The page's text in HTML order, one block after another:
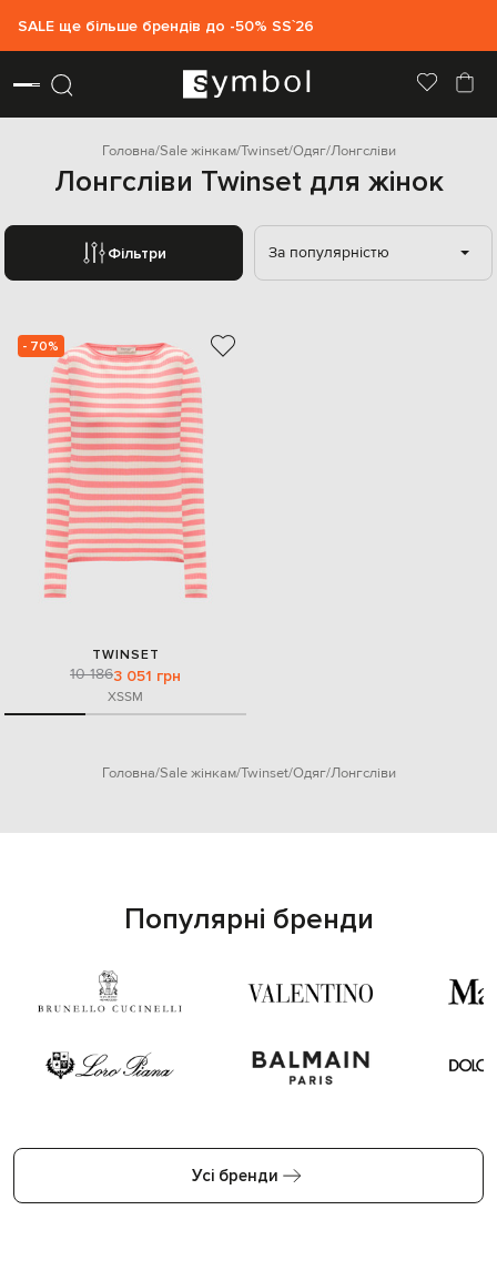
SALE ще більше брендів до -50% SS`26
Головна Sale жінкам Twinset Одяг Лонгсліви
Лонгсліви Twinset для жінок
Фільтри За популярністю
- 70%
TWINSET
10 1863 051 грн
XSSM
Головна Sale жінкам Twinset Одяг Лонгсліви
Популярні бренди
Усі бренди